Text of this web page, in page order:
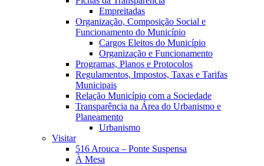
Empreitadas
Organização, Composição Social e
Funcionamento do Município
Cargos Eleitos do Município
Organização e Funcionamento
Programas, Planos e Protocolos
Regulamentos, Impostos, Taxas e Tarifas
Municipais
Relação Município com a Sociedade
Transparência na Área do Urbanismo e
Planeamento
Urbanismo
Visitar
516 Arouca – Ponte Suspensa
À Mesa